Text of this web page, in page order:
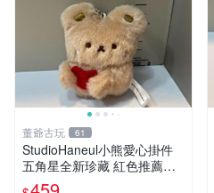
董爺古玩 61
StudioHaneul小熊愛心掛件
五角星全新珍藏 紅色推薦收
藏 玩具掛飾 掛件 新品